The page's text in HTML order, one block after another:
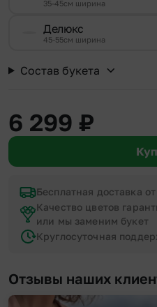
35-45см ширина
Делюкс
45-55см ширина
Состав букета
6 299 ₽
Бесплатная доставка
Качество цветов
или мы заменим букет
Круглосуточная
Отзывы наших